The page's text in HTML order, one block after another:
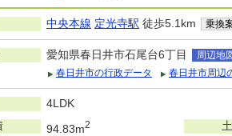
中央本線 定光寺駅 徒歩5.1km 乗換
愛知県春日井市石尾台6丁目
周辺地
春日井市の行政データ
春日井市周辺
4LDK
94.83m2